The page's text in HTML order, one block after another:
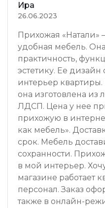
Ира
26.06.2023
Прихожая «Натали»
удобная мебель. Она
практичность,
эстетику. Ее дизайн
интерьер
она изготовлена из
ЛДСП. Цена у нее
прихожую в
как мебель».
срок. Мебель
сохранности.
в мой интерьер.
магазине работает
персонал. Заказ
также в онлайн-